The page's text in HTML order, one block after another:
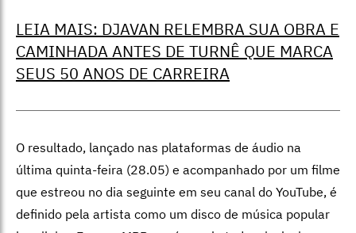
LEIA MAIS: DJAVAN RELEMBRA SUA OBRA E
CAMINHADA ANTES DE TURNÊ QUE MARCA
SEUS 50 ANOS DE CARREIRA
O resultado, lançado nas plataformas de áudio na
última quinta-feira (28.05) e acompanhado por um filme
que estreou no dia seguinte em seu canal do YouTube, é
definido pela artista como um disco de música popular